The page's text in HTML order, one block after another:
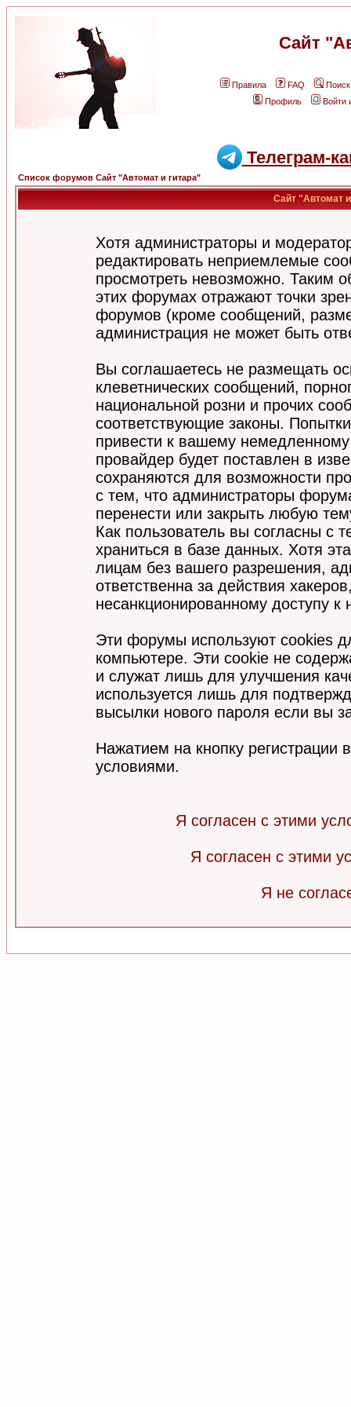
Сайт
Правила FAQ
Поиск
Профиль
Войти
Телеграм-
Список форумов Сайт "Автомат и гитара"
Сайт "Автомат и
Хотя администраторы и
редактировать неприемлемые
просмотреть невозможно. Таким
этих форумах отражают точки
форумов (кроме сообщений,
администрация не может быть
Вы соглашаетесь не размещать
клеветнических сообщений,
национальной розни и прочих
соответствующие законы.
привести к вашему
провайдер будет поставлен в
сохраняются для возможности
с тем, что администраторы
перенести или закрыть любую
Как пользователь вы согласны с
храниться в базе данных. Хотя
лицам без вашего разрешения,
ответственна за действия
несанкционированному доступу к
Эти форумы используют cookies
компьютере. Эти cookie не
и служат лишь для улучшения
используется лишь для
высылки нового пароля если вы
Нажатием на кнопку регистрации
условиями.
Я согласен с этими
Я согласен с этими
Я не